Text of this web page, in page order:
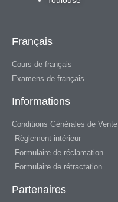
Français
Cours de français
Examens de français
Informations
Conditions Générales de Vente
Règlement intérieur
Formulaire de réclamation
Formulaire de rétractation
Partenaires